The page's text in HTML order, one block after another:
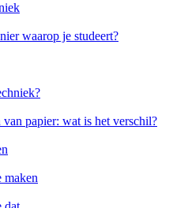
waarop je studeert?
van papier: wat is het verschil?
maken